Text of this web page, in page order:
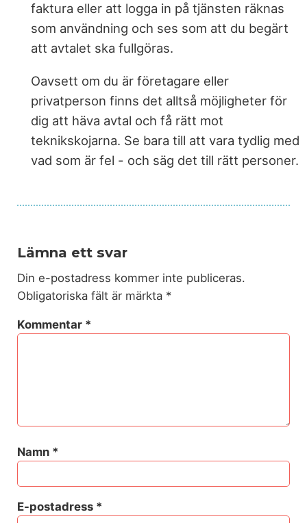
faktura eller att logga in på tjänsten räknas
som användning och ses som att du begärt
att avtalet ska fullgöras.
Oavsett om du är företagare eller
privatperson finns det alltså möjligheter för
dig att häva avtal och få rätt mot
teknikskojarna. Se bara till att vara tydlig med
vad som är fel - och säg det till rätt personer.
Lämna ett svar
Din e-postadress kommer inte publiceras.
Obligatoriska fält är märkta *
Kommentar *
Namn *
E-postadress *